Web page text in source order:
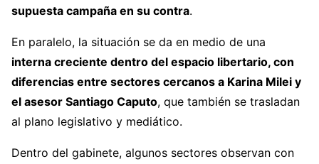
supuesta campaña en su contra.
En paralelo, la situación se da en medio de una
interna creciente dentro del espacio libertario, con
diferencias entre sectores cercanos a Karina Milei y
el asesor Santiago Caputo, que también se trasladan
al plano legislativo y mediático.
Dentro del gabinete, algunos sectores observan con